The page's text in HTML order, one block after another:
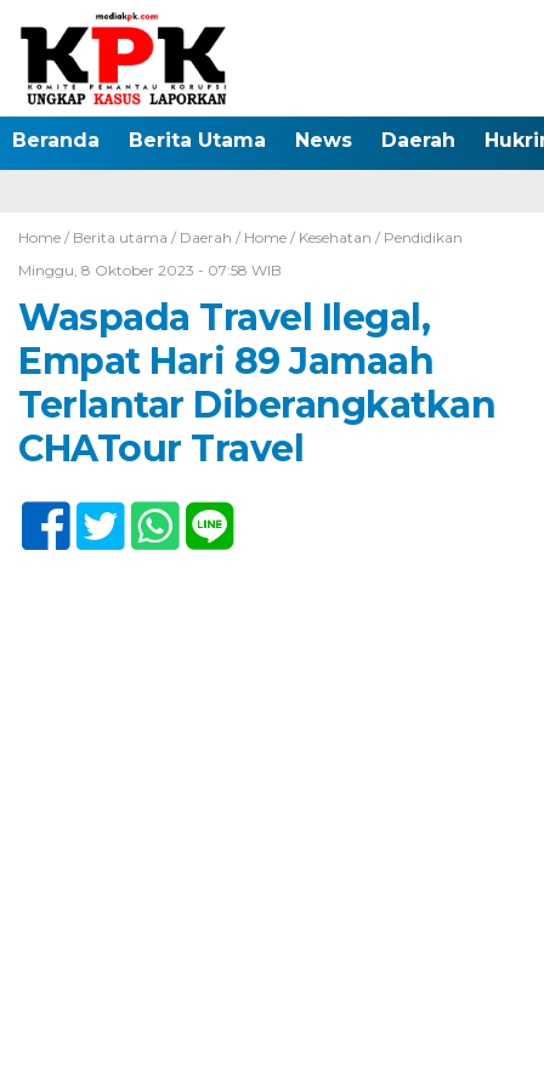
Beranda Berita Utama News Daerah
Home / Berita utama / Daerah / Home / Kesehatan / Pendidikan
Minggu, 8 Oktober 2023 - 07:58 WIB
Waspada Travel Ilegal,
Empat Hari 89 Jamaah
Terlantar Diberangkatkan
CHATour Travel